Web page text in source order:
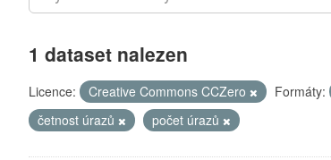
1 dataset nalezen
Licence: Creative Commons CCZero Formáty:
četnost úrazů
počet úrazů